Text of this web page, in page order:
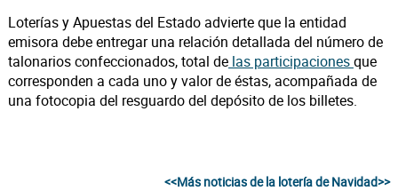
Loterías y Apuestas del Estado advierte que la entidad
emisora debe entregar una relación detallada del número de
talonarios confeccionados, total delas participacionesque
corresponden a cada uno y valor de éstas, acompañada de
una fotocopia del resguardo del depósito de los billetes.
<<Más noticias de la lotería de Navidad>>